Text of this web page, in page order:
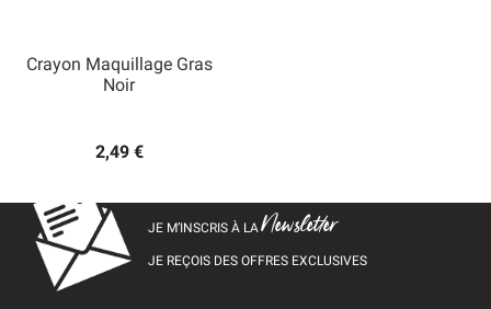
Crayon Maquillage Gras
Noir
2,49 €
JE M’INSCRIS À LANewsletter
JE REÇOIS DES OFFRES EXCLUSIVES